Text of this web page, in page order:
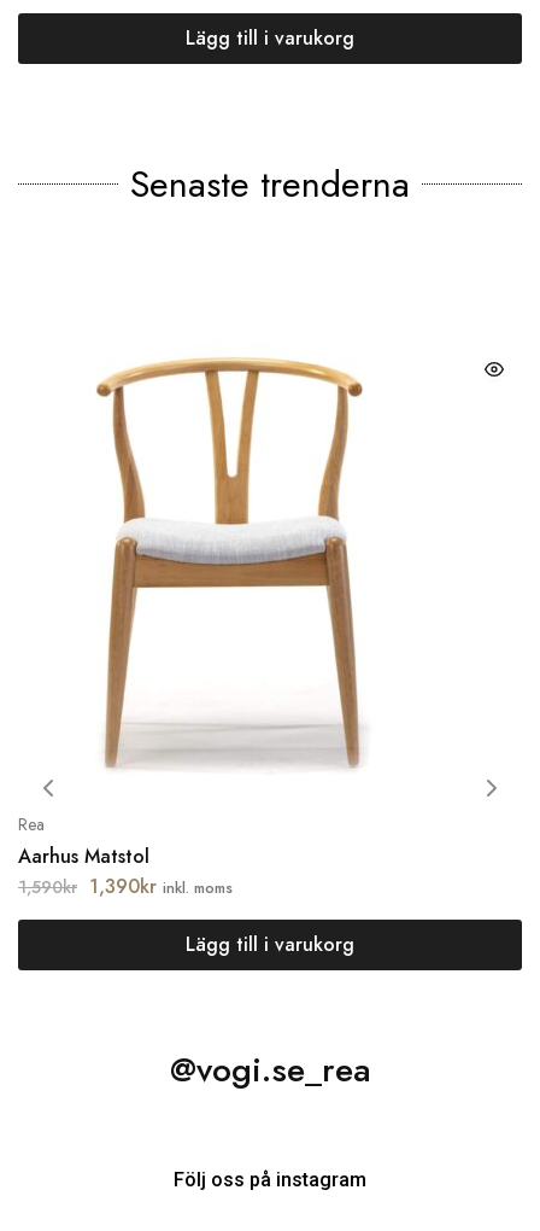
Lägg till i varukorg
Senaste trenderna
Rea
Aarhus Matstol
1,590kr 1,390kr inkl. moms
Lägg till i varukorg
@vogi.se_rea
Följ oss på instagram